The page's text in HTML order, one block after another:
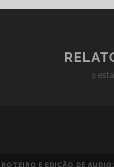
a
E EDIÇÃO DE